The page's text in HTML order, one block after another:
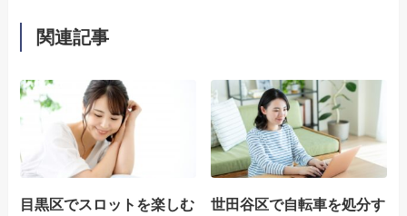
関連記事
目黒区でスロットを楽しむ
世田谷区で自転車を処分す